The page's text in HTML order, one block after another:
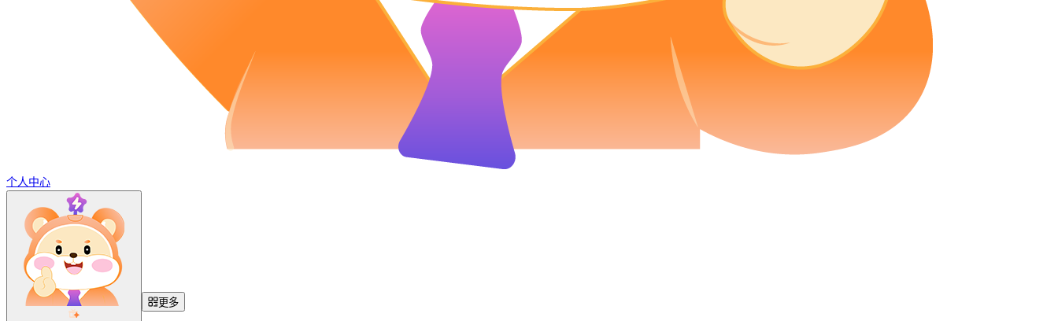
个人中心
更多